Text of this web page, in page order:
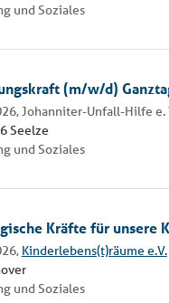
und Soziales
(m/w/d)
Johanniter-Unfall-Hilfe e.
Seelze
und Soziales
Kräfte für unsere
Kinderlebens(t)räume e.V.
und Soziales